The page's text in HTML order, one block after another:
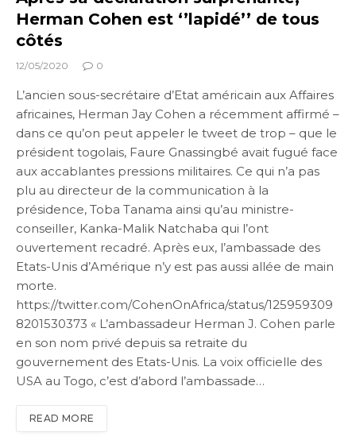
Herman Cohen est ‘’lapidé’’ de tous
côtés
12/05/2020 0
L’ancien sous-secrétaire d’Etat américain aux Affaires
africaines, Herman Jay Cohen a récemment affirmé –
dans ce qu’on peut appeler le tweet de trop – que le
président togolais, Faure Gnassingbé avait fugué face
aux accablantes pressions militaires. Ce qui n’a pas
plu au directeur de la communication à la
présidence, Toba Tanama ainsi qu’au ministre-
conseiller, Kanka-Malik Natchaba qui l’ont
ouvertement recadré. Après eux, l’ambassade des
Etats-Unis d’Amérique n’y est pas aussi allée de main
morte.
https://twitter.com/CohenOnAfrica/status/125959309
8201530373 « L’ambassadeur Herman J. Cohen parle
en son nom privé depuis sa retraite du
gouvernement des Etats-Unis. La voix officielle des
USA au Togo, c’est d’abord l’ambassade…
READ MORE